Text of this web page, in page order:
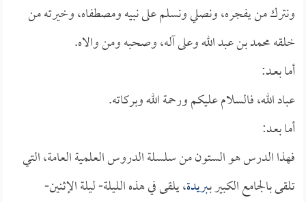
ونترك من يفجره، ونصلي ونسلم على نبيه ومصطفاه، وخيرته من
خلقه محمد بن عبد الله وعلى آله، وصحبه ومن والاه.
أما بعــد:
عباد الله، فالسلام عليكم ورحمة الله وبركاته.
أما بعـد:
فهذا الدرس هو الستون من سلسلة الدروس العلمية العامة، التي
تلقى بالجامع الكبير بـبريدة، يلقى في هذه الليلة- ليلة الإثنين-